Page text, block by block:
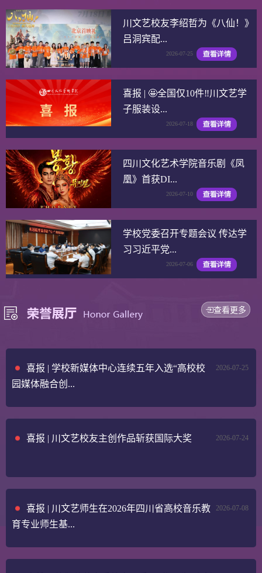
川文艺校友李绍哲为《八仙！》
吕洞宾配...
2026-07-25
喜报 | 🤩全国仅10件‼️川文艺学
子服装设...
2026-07-18
四川文化艺术学院音乐剧《凤
凰》首获DI...
2026-07-10
学校党委召开专题会议 传达学
习习近平党...
2026-07-06
查看更多
2026-07-25
喜报 | 学校新媒体中心连续五年入选“高校校
园媒体融合创...
2026-07-24
喜报 | 川文艺校友主创作品斩获国际大奖
2026-07-08
喜报 | 川文艺师生在2026年四川省高校音乐教
育专业师生基...